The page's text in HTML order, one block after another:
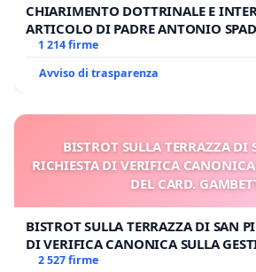
CHIARIMENTO DOTTRINALE E
ARTICOLO DI PADRE ANTONIO
1 214 firme
Avviso di trasparenza
BISTROT SULLA TERRAZZA DI
RICHIESTA DI VERIFICA
DEL CARD.
BISTROT SULLA TERRAZZA DI SAN
DI VERIFICA CANONICA SULLA
GAMBETTI
2 527 firme